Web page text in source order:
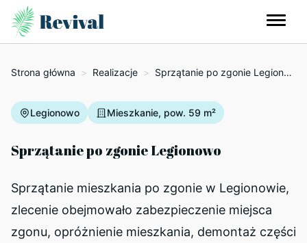
Strona główna > Realizacje > Sprzątanie po zgonie Legionowo
Legionowo Mieszkanie, pow. 59 m²
Sprzątanie po zgonie Legionowo
Sprzątanie mieszkania po zgonie w Legionowie,
zlecenie obejmowało zabezpieczenie miejsca
zgonu, opróżnienie mieszkania, demontaż części